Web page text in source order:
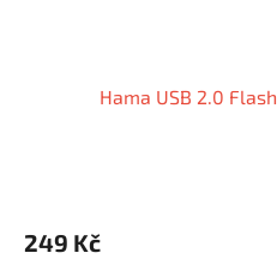
Hama USB 2.0
249 Kč